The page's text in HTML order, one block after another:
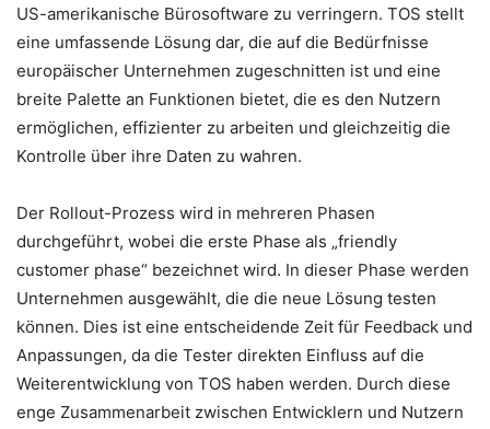
US-amerikanische Bürosoftware zu verringern. TOS stellt
eine umfassende Lösung dar, die auf die Bedürfnisse
europäischer Unternehmen zugeschnitten ist und eine
breite Palette an Funktionen bietet, die es den Nutzern
ermöglichen, effizienter zu arbeiten und gleichzeitig die
Kontrolle über ihre Daten zu wahren.
Der Rollout-Prozess wird in mehreren Phasen
durchgeführt, wobei die erste Phase als „friendly
customer phase“ bezeichnet wird. In dieser Phase werden
Unternehmen ausgewählt, die die neue Lösung testen
können. Dies ist eine entscheidende Zeit für Feedback und
Anpassungen, da die Tester direkten Einfluss auf die
Weiterentwicklung von TOS haben werden. Durch diese
enge Zusammenarbeit zwischen Entwicklern und Nutzern